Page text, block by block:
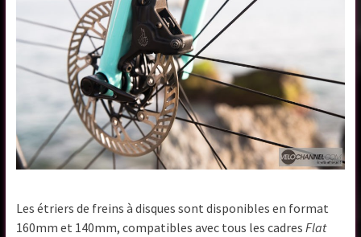
Les étriers de freins à disques sont disponibles en format
160mm et 140mm, compatibles avec tous les cadresFlat